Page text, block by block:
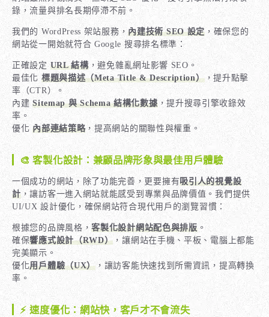
錄，流量與排名長期停滯不前。
我們的 WordPress 架站服務，內建技術 SEO 設定 ，確保您的
網站從一開始就符合 Google 搜尋排名標準：
正確設定 URL 結構，避免雜亂網址影響 SEO。
最佳化 標題與描述（Meta Title & Description），提升點擊
率（CTR）。
內建Sitemap 與 Schema 結構化數據，提升搜尋引擎收錄效
率。
優化內部連結策略，提高網站的關聯性與權重。
🎨 客製化設計：兼顧品牌形象與最佳用戶體驗
一個成功的網站，除了功能完善，更要擁有吸引人的視覺設
計，讓訪客一進入網站就能感受到專業與品牌價值。我們提供
UI/UX 設計優化，確保網站符合現代用戶的瀏覽習慣：
根據您的品牌風格，客製化設計網站配色與排版。
確保響應式設計（RWD） ，讓網站在手機、平板、電腦上都能
完美顯示。
優化用戶體驗（UX） ，讓訪客能快速找到所需資訊，提高轉換
率。
⚡ 速度優化：網站快，客戶才不會流失